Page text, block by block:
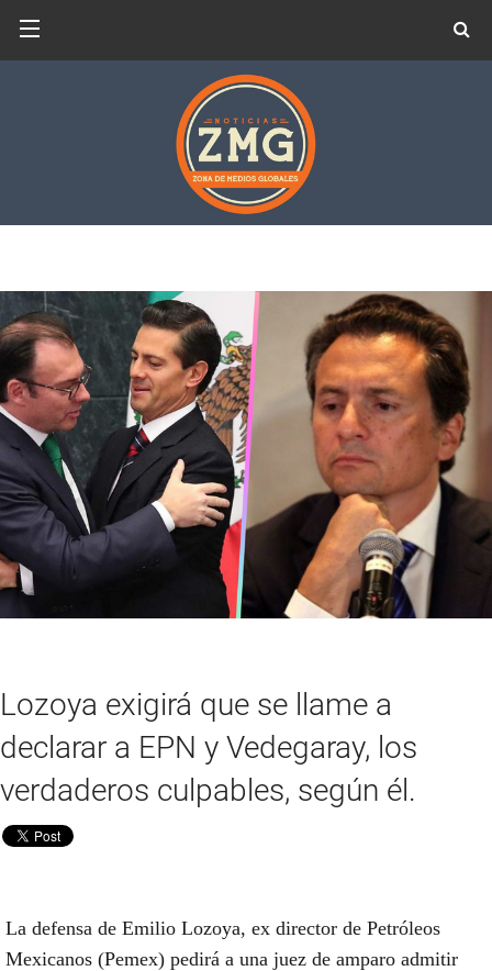
Lozoya exigirá que se llame a
declarar a EPN y Vedegaray, los
verdaderos culpables, según él.
La defensa de Emilio Lozoya, ex director de Petróleos
Mexicanos (Pemex) pedirá a una juez de amparo admitir